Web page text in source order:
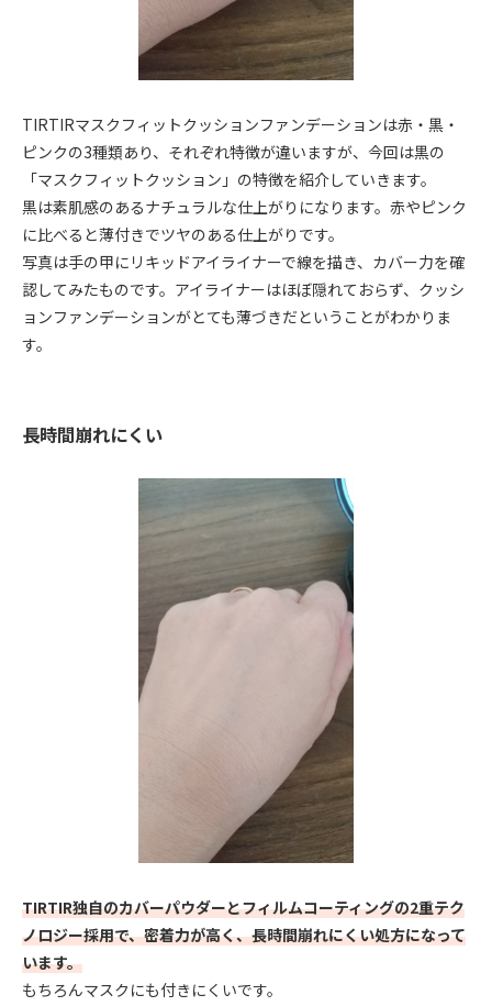
TIRTIRマスクフィットクッションファンデーションは赤・黒・
ピンクの3種類あり、それぞれ特徴が違いますが、今回は黒の
「マスクフィットクッション」の特徴を紹介していきます。
黒は素肌感のあるナチュラルな仕上がりになります。赤やピンク
に比べると薄付きでツヤのある仕上がりです。
写真は手の甲にリキッドアイライナーで線を描き、カバー力を確
認してみたものです。アイライナーはほぼ隠れておらず、クッシ
ョンファンデーションがとても薄づきだということがわかりま
す。
長時間崩れにくい
TIRTIR独自のカバーパウダーとフィルムコーティングの2重テク
ノロジー採用で、密着力が高く、長時間崩れにくい処方になって
います。
もちろんマスクにも付きにくいです。